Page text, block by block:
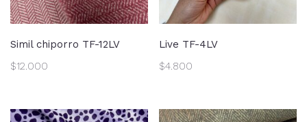
Simil chiporro TF-12LV
$12.000
Live TF-4LV
$4.800